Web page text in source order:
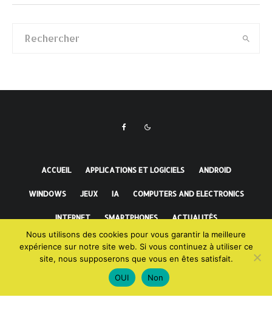
ACCUEIL APPLICATIONS ET LOGICIELS ANDROID
WINDOWS JEUX IA COMPUTERS AND ELECTRONICS
INTERNET SMARTPHONES ACTUALITÉS
FAITS INCROYABLES
Nous utilisons des cookies pour vous garantir la meilleure
expérience sur notre site web. Si vous continuez à utiliser ce
site, nous supposerons que vous en êtes satisfait.
OUI
Non